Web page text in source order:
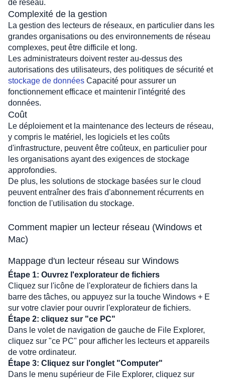
de réseau.
Complexité de la gestion
La gestion des lecteurs de réseaux, en particulier dans les
grandes organisations ou des environnements de réseau
complexes, peut être difficile et long.
Les administrateurs doivent rester au-dessus des
autorisations des utilisateurs, des politiques de sécurité et
stockage de données Capacité pour assurer un
fonctionnement efficace et maintenir l'intégrité des
données.
Coût
Le déploiement et la maintenance des lecteurs de réseau,
y compris le matériel, les logiciels et les coûts
d'infrastructure, peuvent être coûteux, en particulier pour
les organisations ayant des exigences de stockage
approfondies.
De plus, les solutions de stockage basées sur le cloud
peuvent entraîner des frais d'abonnement récurrents en
fonction de l'utilisation du stockage.
Comment mapier un lecteur réseau (Windows et
Mac)
Mappage d'un lecteur réseau sur Windows
Étape 1: Ouvrez l'explorateur de fichiers
Cliquez sur l'icône de l'explorateur de fichiers dans la
barre des tâches, ou appuyez sur la touche Windows + E
sur votre clavier pour ouvrir l'explorateur de fichiers.
Étape 2: cliquez sur "ce PC"
Dans le volet de navigation de gauche de File Explorer,
cliquez sur "ce PC" pour afficher les lecteurs et appareils
de votre ordinateur.
Étape 3: Cliquez sur l'onglet "Computer"
Dans le menu supérieur de File Explorer, cliquez sur